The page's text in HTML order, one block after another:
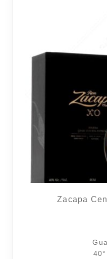
BOUTIQUE LOIRET
Zacapa